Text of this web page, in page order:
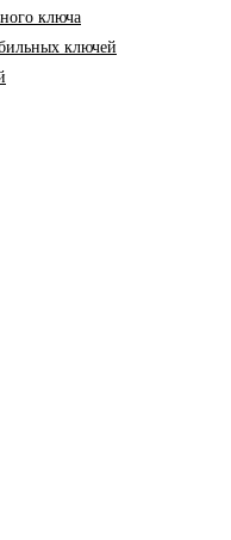
ключа
ключей